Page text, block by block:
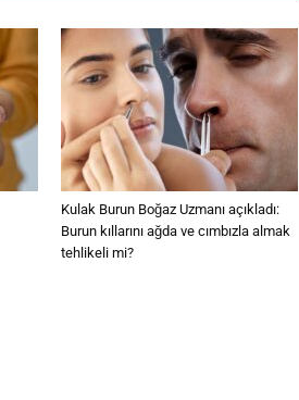
Kulak Burun Boğaz Uzmanı açıkladı:
Burun kıllarını ağda ve cımbızla almak
tehlikeli mi?